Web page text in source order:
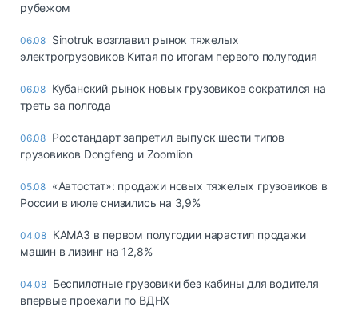
рубежом
06.08 Sinotruk возглавил рынок тяжелых
электрогрузовиков Китая по итогам первого полугодия
06.08 Кубанский рынок новых грузовиков сократился на
треть за полгода
06.08 Росстандарт запретил выпуск шести типов
грузовиков Dongfeng и Zoomlion
05.08 «Автостат»: продажи новых тяжелых грузовиков в
России в июле снизились на 3,9%
04.08 КАМАЗ в первом полугодии нарастил продажи
машин в лизинг на 12,8%
04.08 Беспилотные грузовики без кабины для водителя
впервые проехали по ВДНХ